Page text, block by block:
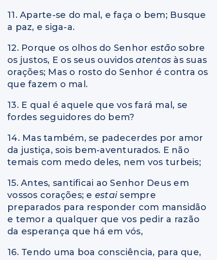
11. Aparte-se do mal, e faça o bem; Busque
a paz, e siga-a.
12. Porque os olhos do Senhor estão sobre
os justos, E os seus ouvidosatentos às suas
orações; Mas o rosto do Senhor é contra os
que fazem o mal.
13. E qual é aquele que vos fará mal, se
fordes seguidores do bem?
14. Mas também, se padecerdes por amor
da justiça, sois bem-aventurados. E não
temais com medo deles, nem vos turbeis;
15. Antes, santificai ao Senhor Deus em
vossos corações; e estaisempre
preparados para responder com mansidão
e temor a qualquer que vos pedir a razão
da esperança que há em vós,
16. Tendo uma boa consciência, para que,